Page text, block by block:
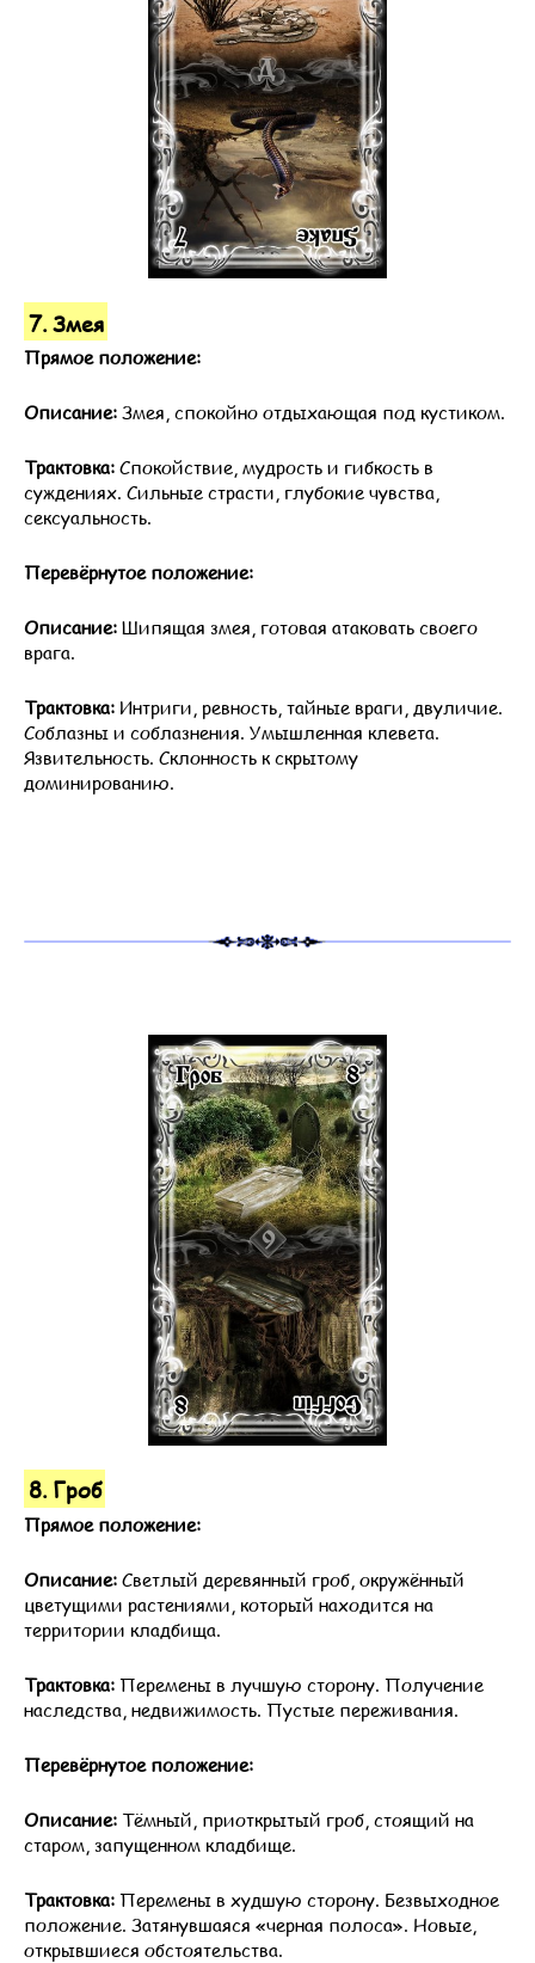
7. Змея
Прямое положение:
Описание:Змея, спокойно отдыхающая под кустиком.
Трактовка:Спокойствие, мудрость и гибкость в
суждениях. Сильные страсти, глубокие чувства,
сексуальность.
Перевёрнутое положение:
Описание:Шипящая змея, готовая атаковать своего
врага.
Трактовка: Интриги, ревность, тайные враги, двуличие.
Соблазны и соблазнения. Умышленная клевета.
Язвительность. Склонность к скрытому
доминированию.
8. Гроб
Прямое положение:
Описание:Светлый деревянный гроб, окружённый
цветущими растениями, который находится на
территории кладбища.
Трактовка:Перемены в лучшую сторону. Получение
наследства, недвижимость. Пустые переживания.
Перевёрнутое положение:
Описание: Тёмный, приоткрытый гроб, стоящий на
старом, запущенном кладбище.
Трактовка:Перемены в худшую сторону. Безвыходное
положение. Затянувшаяся «черная полоса». Новые,
открывшиеся обстоятельства.